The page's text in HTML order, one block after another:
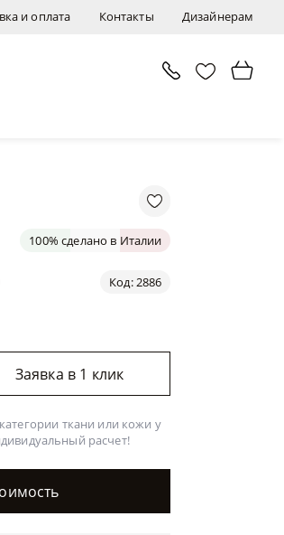
и оплата Контакты Дизайнерам
100% сделано в Италии
Код: 2886
Заявка в 1 клик
ткани или кожи у
расчет!